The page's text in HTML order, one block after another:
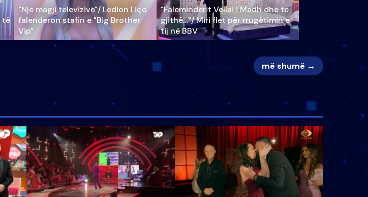
të
"Një magji televizive"/ Ledion Liço
falenderon stafin e "Big Brother
Vip"
"Faleminderit Vëllai i Madh dhe të
gjithë…"/ Miri flet për rrugëtimin e
tij në BBV
më shumë →